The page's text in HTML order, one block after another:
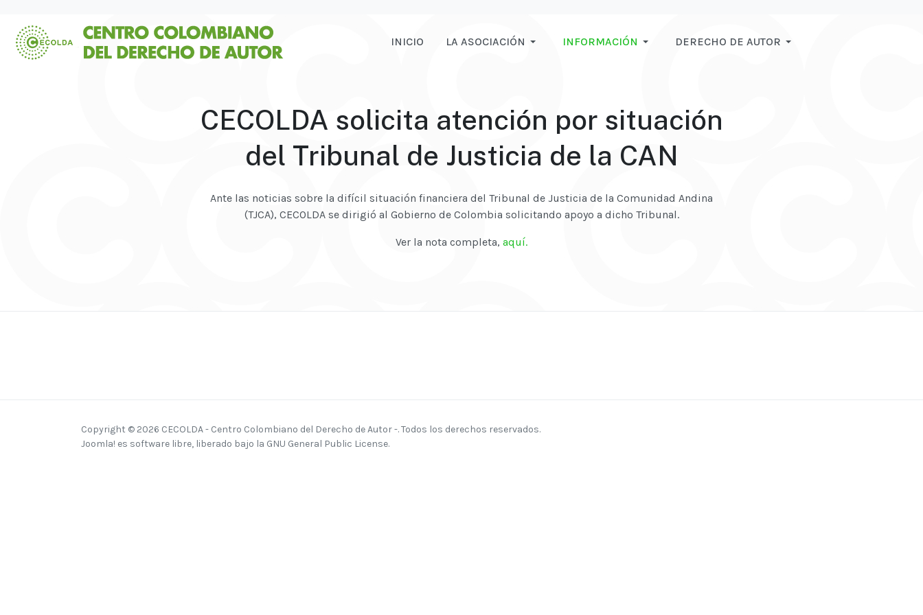
INICIO LA ASOCIACIÓN INFORMACIÓN DERECHO DE AUTOR
CECOLDA solicita atención por situación
del Tribunal de Justicia de la CAN
Ante las noticias sobre la difícil situación financiera del Tribunal de Justicia de la Comunidad Andina
(TJCA), CECOLDA se dirigió al Gobierno de Colombia solicitando apoyo a dicho Tribunal.
Ver la nota completa, aquí.
Copyright © 2026 CECOLDA - Centro Colombiano del Derecho de Autor -. Todos los derechos reservados.
Joomla! es software libre, liberado bajo la GNU General Public License.